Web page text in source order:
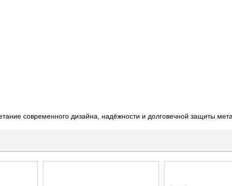
современного дизайна, надёжности и долговечной защиты